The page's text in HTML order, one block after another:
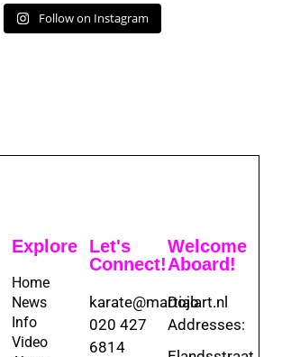
Follow on Instagram
Explore
Home
News
Info
Video
Let's
Connect!
karate@martialart.nl
020 427
6814
Welcome
Aboard!
Dojo
Addresses: